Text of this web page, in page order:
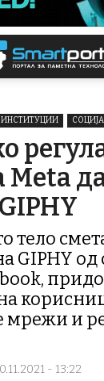
Meta
тело
GIPHY од
мрежи и
- 13:22